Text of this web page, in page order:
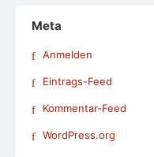
Meta
Anmelden
Eintrags-Feed
Kommentar-Feed
WordPress.org